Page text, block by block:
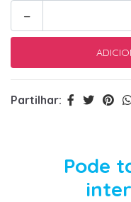
-
Partilhar:
Pode